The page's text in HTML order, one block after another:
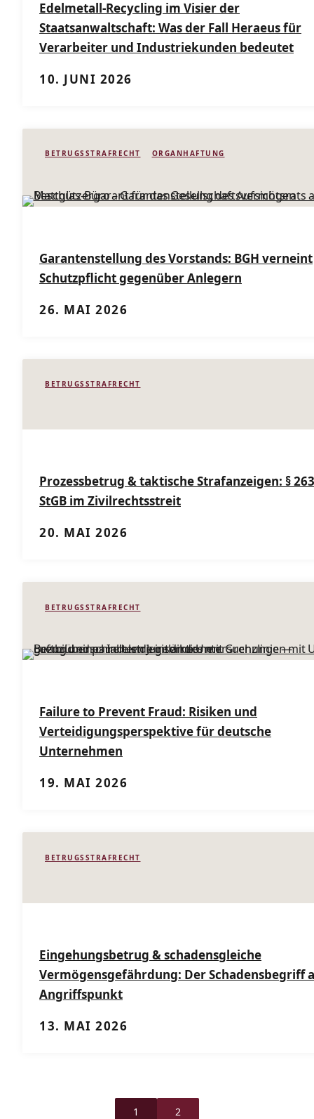
Edelmetall-Recycling im Visier der
Staatsanwaltschaft: Was der Fall Heraeus für
Verarbeiter und Industriekunden bedeutet
10. JUNI 2026
BETRUGSSTRAFRECHT ORGANHAFTUNG
Garantenstellung des Vorstands: BGH verneint
Schutzpflicht gegenüber Anlegern
26. MAI 2026
BETRUGSSTRAFRECHT
Prozessbetrug & taktische Strafanzeigen: § 263
StGB im Zivilrechtsstreit
20. MAI 2026
BETRUGSSTRAFRECHT
Failure to Prevent Fraud: Risiken und
Verteidigungsperspektive für deutsche
Unternehmen
19. MAI 2026
BETRUGSSTRAFRECHT
Eingehungsbetrug & schadensgleiche
Vermögensgefährdung: Der Schadensbegriff
Angriffspunkt
13. MAI 2026
1 2